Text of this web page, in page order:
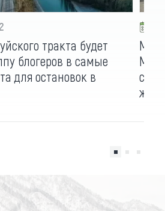
тракта будет
блогеров в самые
для остановок в
МТС